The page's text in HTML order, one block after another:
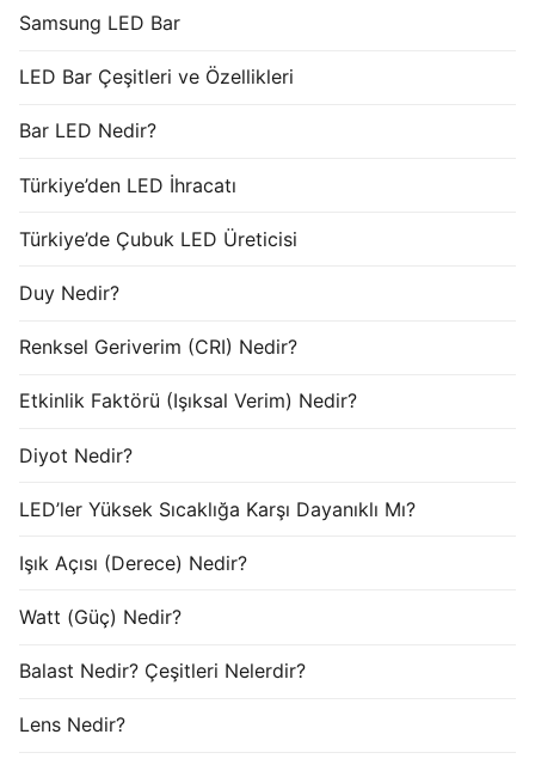
Samsung LED Bar
LED Bar Çeşitleri ve Özellikleri
Bar LED Nedir?
Türkiye’den LED İhracatı
Türkiye’de Çubuk LED Üreticisi
Duy Nedir?
Renksel Geriverim (CRI) Nedir?
Etkinlik Faktörü (Işıksal Verim) Nedir?
Diyot Nedir?
LED’ler Yüksek Sıcaklığa Karşı Dayanıklı Mı?
Işık Açısı (Derece) Nedir?
Watt (Güç) Nedir?
Balast Nedir? Çeşitleri Nelerdir?
Lens Nedir?